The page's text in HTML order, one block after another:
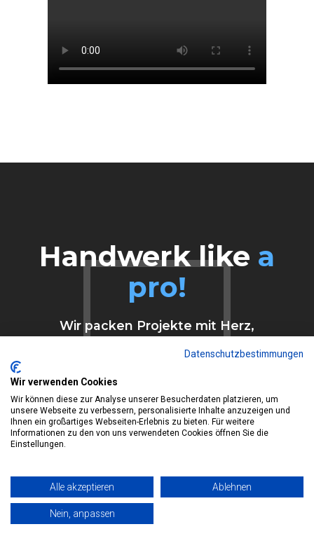
Datenschutzbestimmungen
Wir verwenden Cookies
Wir können diese zur Analyse unserer Besucherdaten platzieren, um
unsere Webseite zu verbessern, personalisierte Inhalte anzuzeigen und
Ihnen ein großartiges Webseiten-Erlebnis zu bieten. Für weitere
Informationen zu den von uns verwendeten Cookies öffnen Sie die
Einstellungen.
Alle akzeptieren Ablehnen
Nein, anpassen
Handwerk like a
pro!
Wir packen Projekte mit Herz,
– klar in der Kommunikation, stark im
Team und immer mit dem Anspruch,
ein Ergebnis abzuliefern, das richtig
überzeugt.
0
1
2
0
1
3
4
5
6
7
8
QULIFIZIERTE UND MOTIVIERTE MITARBEITER
0
1
2
3
0
0
1
0
1
2
1
2
1
2